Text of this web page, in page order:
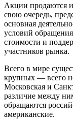
Акции продаются
свою очередь,
основная
условий
стоимости и
участников рынка.
Всего в мире
крупных — всего
Московская и
различие между
обращаются
американские.